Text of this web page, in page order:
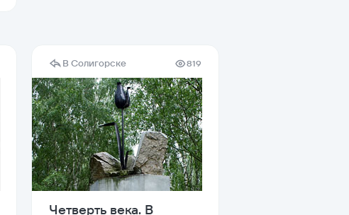
В Солигорске 819
Четверть века. В